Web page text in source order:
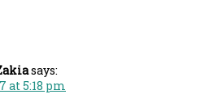
says:
at 5:18 pm